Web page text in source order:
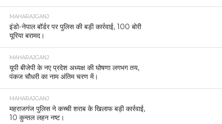
MAHARAJGANJ
इंडो-नेपाल बॉर्डर पर पुलिस की बड़ी कार्रवाई, 100 बोरी
यूरिया बरामद।
MAHARAJGANJ
यूपी बीजेपी के नए प्रदेश अध्यक्ष की घोषणा लगभग तय,
पंकज चौधरी का नाम अंतिम चरण में।
MAHARAJGANJ
महराजगंज पुलिस ने कच्ची शराब के खिलाफ बड़ी कार्रवाई,
10 कुन्तल लहन नष्ट।